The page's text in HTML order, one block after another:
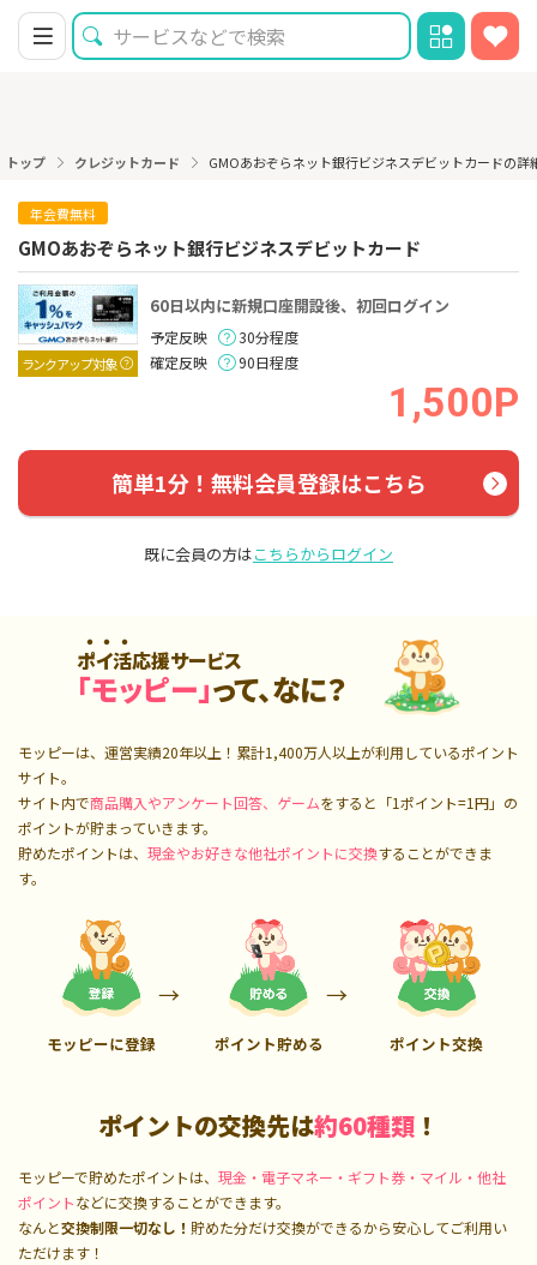
トップ クレジットカード GMOあおぞらネット銀行ビジネスデビットカードの詳
年会費無料
GMOあおぞらネット銀行ビジネスデビットカード
ランクアップ対象
60日以内に新規口座開設後、初回ログイン
予定反映
30分程度
確定反映
90日程度
1,500P
簡単1分！無料会員登録はこちら
既に会員の方はこちらからログイン
ポイ活応援サービス
「モッピー」って、なに？
モッピーは、運営実績20年以上！累計1,400万人以上が利用しているポイント
サイト。
サイト内で商品購入やアンケート回答、ゲームをすると「1ポイント=1円」の
ポイントが貯まっていきます。
貯めたポイントは、 現金やお好きな他社ポイントに交換することができま
す。
モッピーに登録 ポイント貯める ポイント交換
ポイントの交換先は約60種類 ！
モッピーで貯めたポイントは、 現金・電子マネー・ギフト券・マイル・他社
ポイントなどに交換することができます。
なんと交換制限一切なし！ 貯めた分だけ交換ができるから安心してご利用い
ただけます！